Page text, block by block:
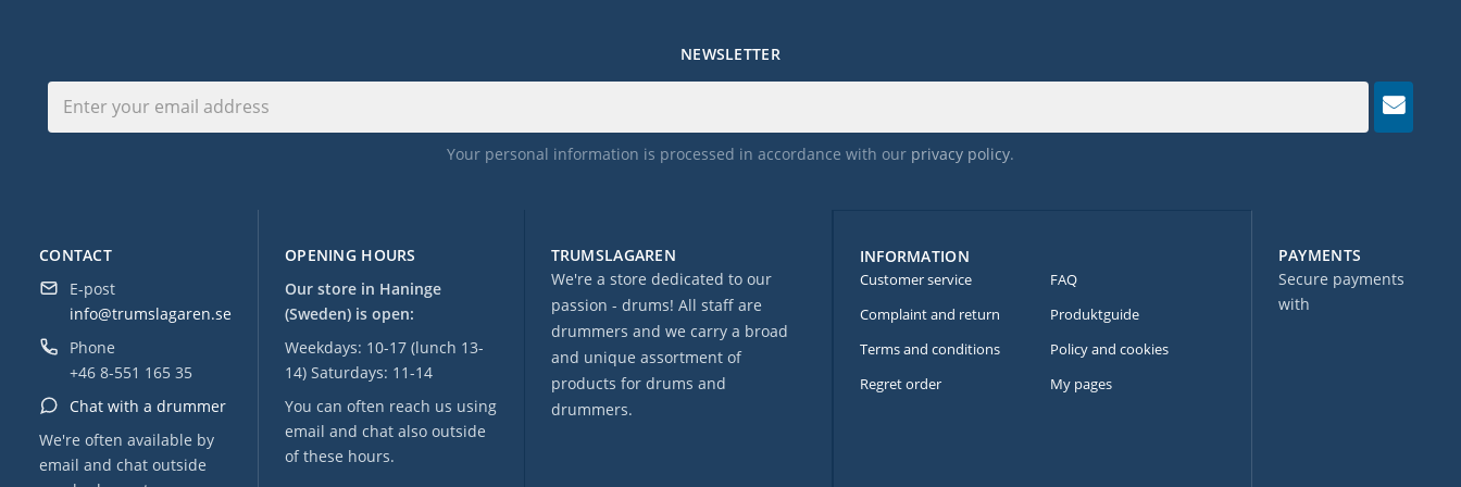
OPENING HOURS
Our store in Haninge
(Sweden) is open:
Weekdays: 10-17 (lunch 13-
14) Saturdays: 11-14
You can often reach us using
email and chat also outside
of these hours.
PAYMENTS
Secure payments
with
CONTACT
E-post
info@trumslagaren.se
Phone
+46 8-551 165 35
Chat with a drummer
We're often available by
email and chat outside
TRUMSLAGAREN
We're a store dedicated to our
passion - drums! All staff are
drummers and we carry a broad
and unique assortment of
products for drums and
drummers.
NEWSLETTER
Your personal information is processed in accordance with our privacy policy.
INFORMATION
Customer service
Complaint and return
Terms and conditions
Regret order
FAQ
Produktguide
Policy and cookies
My pages